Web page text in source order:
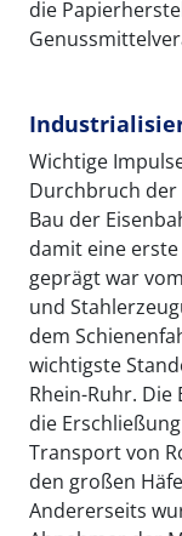
die
Wichtige
Durchbruch
Bau der
damit eine
geprägt war
und
dem
wichtigste
Rhein-Ruhr.
die
Transport von
den großen
Andererseits